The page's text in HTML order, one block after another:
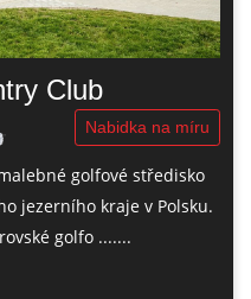
Club
Nabidka na míru
golfové středisko
jezerního kraje v Polsku.
golfo .......